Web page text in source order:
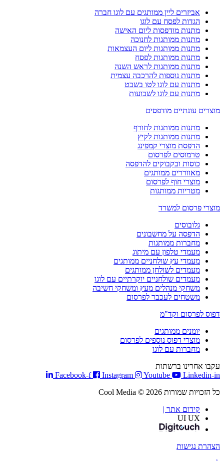
אביזרים ליין ממותגים עם לוגו חברה
הגדות לפסח עם לוגו
מתנות מודפסות ליום האישה
מתנות ממותגות לחנוכה
מתנות ממותגות ליום העצמאות
מתנות ממותגות לפסח
מתנות ממותגות לראש השנה
מתנות נוספות להרכבה עצמית
מתנות עם לוגו לטו בשבט
מתנות עם לוגו לשבועות
מוצרים עונתיים מודפסים
מתנות ממותגות לחורף
מתנות ממותגות לקיץ
הדפסת מוצרי קמפינג
טרמוסים לפרסום
כוסות ובקבוקים להדפסה
מאווררים ממותגים
מוצרי חוף לפרסום
מטריות ממותגות
מוצרי פרסום למשרד
גלובוסים
הדפסה על מחשבונים
מחברות ממותגות
מעמדי טלפון עם מיתוג
מעמדי עץ שולחניים ממותגים
מעמדים לשולחן ממותגים
מעמדים שולחניים יוקרתיים עם לוגו
משחקי מנהלים מעץ ומשחקי חשיבה
משטחים לעכבר לפרסום
דפוס לפרסום וקד"מ
יומנים ממותגים
מוצרי דפוס נוספים לפרסום
מחברות עם לוגו
עקבו אחרינו ברשתות
Facebook-f
Instagram Youtube
Linkedin-in
כל הזכויות שמורות Cool Media © 2026
קידום אתר |
UI UX
הצהרת נגישות